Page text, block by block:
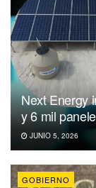
Next Energy
y 6 mil
JUNIO 5, 2026
GOBIERNO